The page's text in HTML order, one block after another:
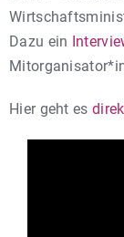
Dazu ein
Hier geht es